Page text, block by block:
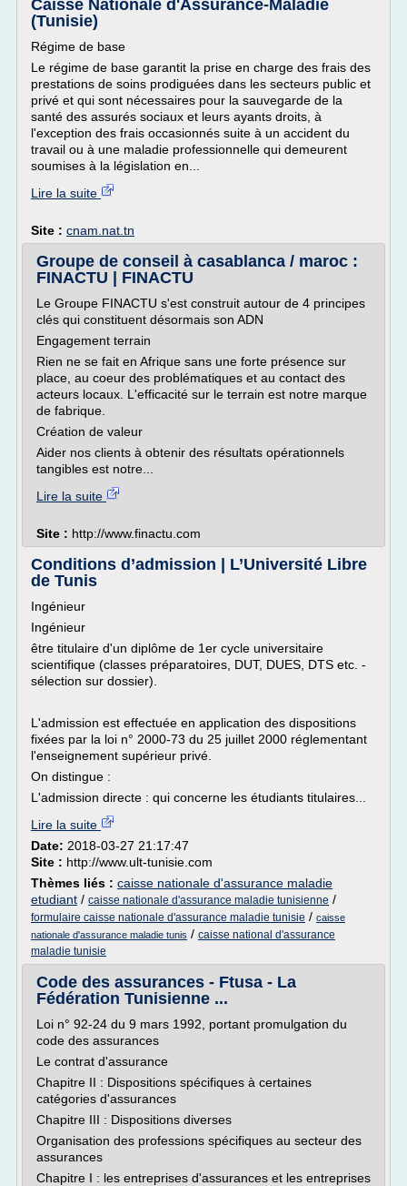
Caisse Nationale d'Assurance-Maladie
(Tunisie)
Régime de base
Le régime de base garantit la prise en charge des frais des
prestations de soins prodiguées dans les secteurs public et
privé et qui sont nécessaires pour la sauvegarde de la
santé des assurés sociaux et leurs ayants droits, à
l'exception des frais occasionnés suite à un accident du
travail ou à une maladie professionnelle qui demeurent
soumises à la législation en...
Lire la suite
Site : cnam.nat.tn
Groupe de conseil à casablanca / maroc :
FINACTU | FINACTU
Le Groupe FINACTU s'est construit autour de 4 principes
clés qui constituent désormais son ADN
Engagement terrain
Rien ne se fait en Afrique sans une forte présence sur
place, au coeur des problématiques et au contact des
acteurs locaux. L'efficacité sur le terrain est notre marque
de fabrique.
Création de valeur
Aider nos clients à obtenir des résultats opérationnels
tangibles est notre...
Lire la suite
Site : http://www.finactu.com
Conditions d’admission | L’Université Libre
de Tunis
Ingénieur
Ingénieur
être titulaire d'un diplôme de 1er cycle universitaire
scientifique (classes préparatoires, DUT, DUES, DTS etc. -
sélection sur dossier).
L'admission est effectuée en application des dispositions
fixées par la loi n° 2000-73 du 25 juillet 2000 réglementant
l'enseignement supérieur privé.
On distingue :
L'admission directe : qui concerne les étudiants titulaires...
Lire la suite
Date: 2018-03-27 21:17:47
Site : http://www.ult-tunisie.com
Thèmes liés : caisse nationale d'assurance maladie
etudiant / caisse nationale d'assurance maladie tunisienne /
formulaire caisse nationale d'assurance maladie tunisie / caisse
nationale d'assurance maladie tunis / caisse national d'assurance
maladie tunisie
Code des assurances - Ftusa - La
Fédération Tunisienne ...
Loi n° 92-24 du 9 mars 1992, portant promulgation du
code des assurances
Le contrat d'assurance
Chapitre II : Dispositions spécifiques à certaines
catégories d'assurances
Chapitre III : Dispositions diverses
Organisation des professions spécifiques au secteur des
assurances
Chapitre I : les entreprises d'assurances et les entreprises